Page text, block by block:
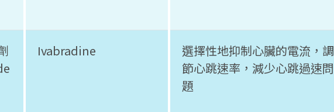
Ivabradine
選擇性地抑制心臟的電流，調
節心跳速率，減少心跳過速問
題